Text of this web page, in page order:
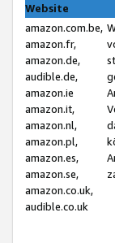
Website
amazon.com.be,
amazon.fr,
amazon.de,
audible.de,
amazon.ie
amazon.it,
amazon.nl,
amazon.pl,
amazon.es,
amazon.se,
amazon.co.uk,
audible.co.uk